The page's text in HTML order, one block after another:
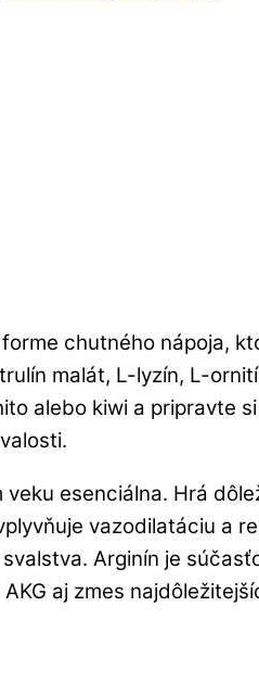
chutného nápoja,
malát, L-lyzín, L-
alebo kiwi a pripravte
esenciálna. Hrá
vazodilatáciu a
Arginín je
aj zmes